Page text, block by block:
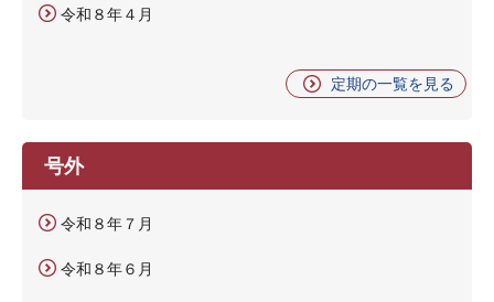
令和８年４月
定期の一覧を見る
号外
令和８年７月
令和８年６月